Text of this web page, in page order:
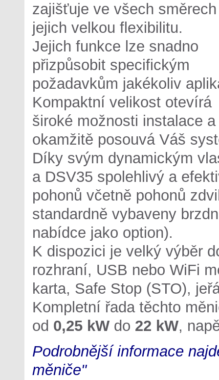
zajišťuje ve všech směrech
jejich velkou flexibilitu.
Jejich funkce lze snadno
přizpůsobit specifickým
požadavkům jakékoliv
Kompaktní velikost otevírá
široké možnosti instalace
okamžitě posouvá Váš
Díky svým dynamickým
a DSV35 spolehlivý a
pohonů včetně pohonů
standardně vybaveny
nabídce jako option).
K dispozici je velký výběr
rozhraní, USB nebo WiFi
karta, Safe Stop (STO),
Kompletní řada těchto
od 0,25 kW do 22 kW,
Podrobnější informace
měniče"